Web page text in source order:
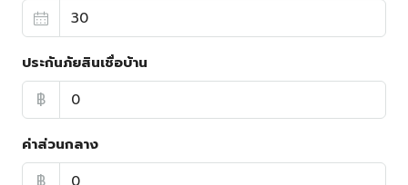
ประกันภัยสินเชื่อบ้าน
฿
ค่าส่วนกลาง